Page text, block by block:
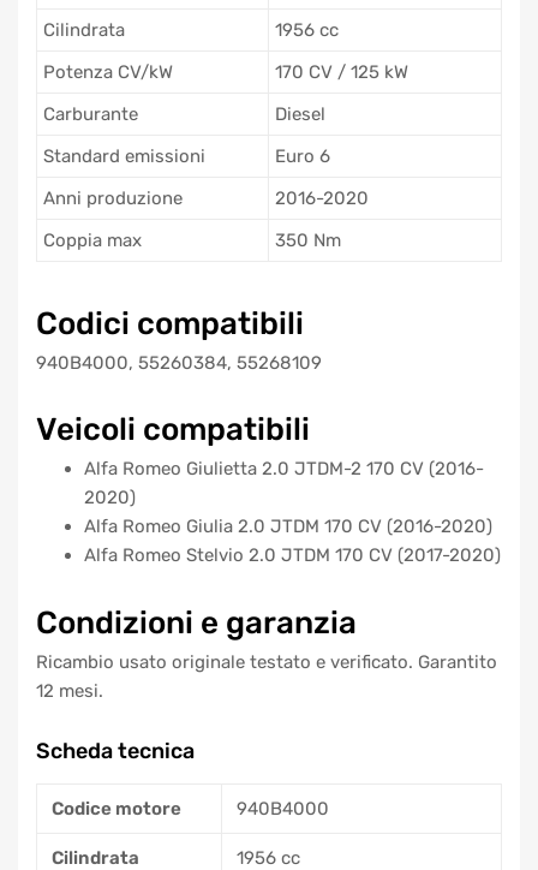
Cilindrata
1956 cc
Potenza CV/kW
170 CV / 125 kW
Carburante
Diesel
Standard emissioni
Euro 6
Anni produzione
2016-2020
Coppia max
350 Nm
Codici compatibili
940B4000, 55260384, 55268109
Veicoli compatibili
Alfa Romeo Giulietta 2.0 JTDM-2 170 CV (2016-
2020)
Alfa Romeo Giulia 2.0 JTDM 170 CV (2016-2020)
Alfa Romeo Stelvio 2.0 JTDM 170 CV (2017-2020)
Condizioni e garanzia
Ricambio usato originale testato e verificato. Garantito
12 mesi.
Scheda tecnica
Codice motore 940B4000
Cilindrata 1956 cc